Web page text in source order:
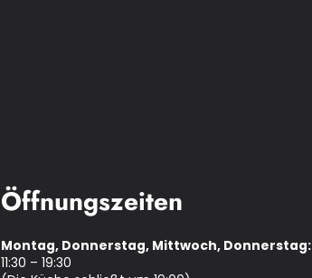
Öffnungszeiten
Montag, Donnerstag, Mittwoch, Donnerstag:
11:30 – 19:30